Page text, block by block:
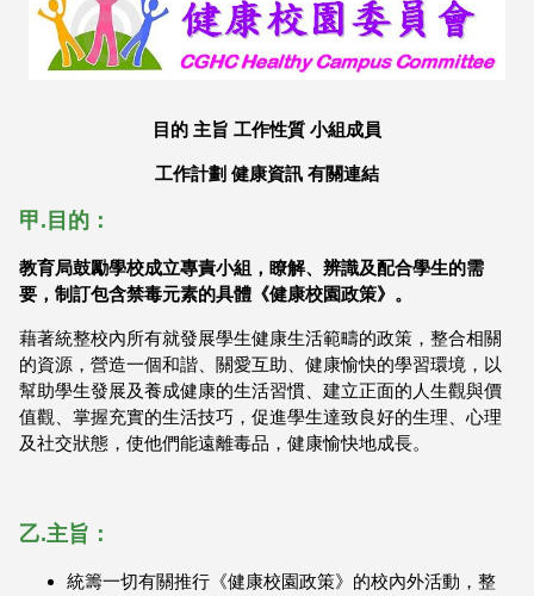
目的 主旨 工作性質 小組成員
工作計劃 健康資訊 有關連結
甲.目的：
教育局鼓勵學校成立專責小組，瞭解、辨識及配合學生的需
要，制訂包含禁毒元素的具體《健康校園政策》。
藉著統整校內所有就發展學生健康生活範疇的政策，整合相關
的資源，營造一個和諧、關愛互助、健康愉快的學習環境，以
幫助學生發展及養成健康的生活習慣、建立正面的人生觀與價
值觀、掌握充實的生活技巧，促進學生達致良好的生理、心理
及社交狀態，使他們能遠離毒品，健康愉快地成長。
乙.主旨：
統籌一切有關推行《健康校園政策》的校內外活動，整